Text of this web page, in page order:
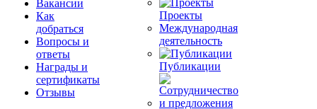
Вакансии
Как
добраться
Вопросы и
ответы
Награды и
сертификаты
Отзывы
Проекты
Международная
деятельность
Публикации